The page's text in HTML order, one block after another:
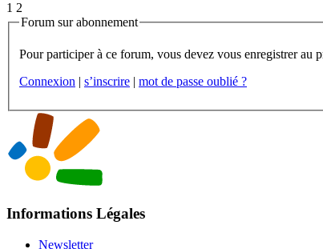
1 2
Forum sur abonnement
Connexion | s’inscrire | mot de passe oublié ?
Informations Légales
Newsletter